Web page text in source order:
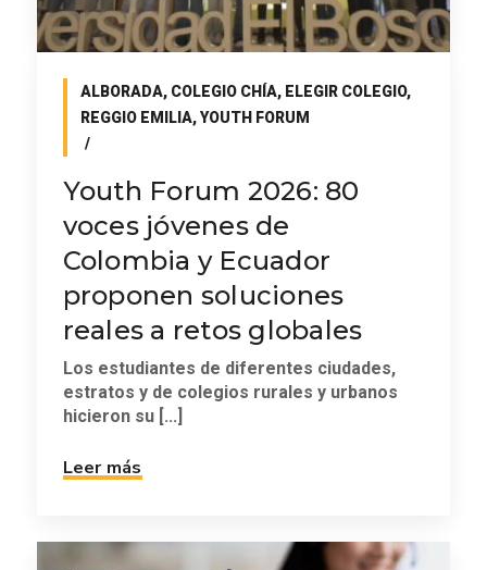
ALBORADA, COLEGIO CHÍA, ELEGIR COLEGIO,
REGGIO EMILIA,YOUTH FORUM
Youth Forum 2026: 80
voces jóvenes de
Colombia y Ecuador
proponen soluciones
reales a retos globales
Los estudiantes de diferentes ciudades,
estratos y de colegios rurales y urbanos
hicieron su [...]
Leer más